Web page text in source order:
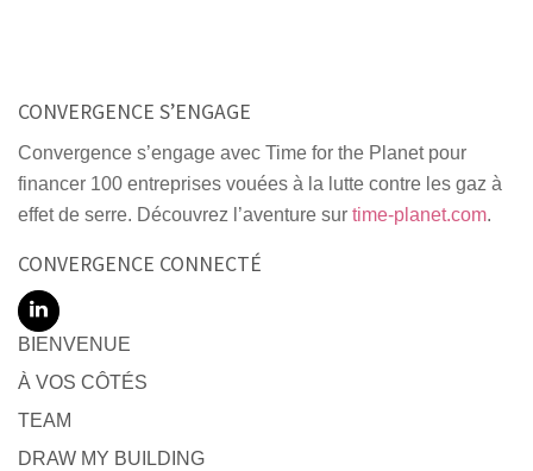
CONVERGENCE S’ENGAGE
Convergence s’engage avec Time for the Planet pour
financer 100 entreprises vouées à la lutte contre les gaz à
effet de serre. Découvrez l’aventure sur time-planet.com.
CONVERGENCE CONNECTÉ
BIENVENUE
À VOS CÔTÉS
TEAM
DRAW MY BUILDING